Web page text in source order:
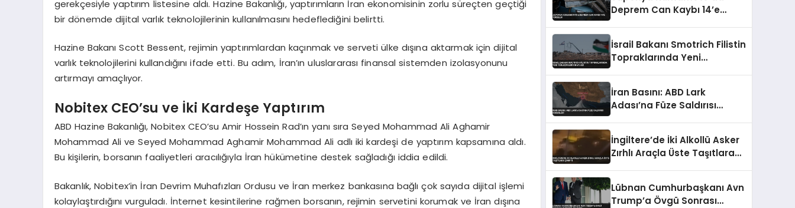
gerekçesiyle yaptırım listesine aldı. Hazine Bakanlığı, yaptırımların İran ekonomisinin zorlu süreçten geçtiği
bir dönemde dijital varlık teknolojilerinin kullanılmasını hedeflediğini belirtti.
Hazine Bakanı Scott Bessent, rejimin yaptırımlardan kaçınmak ve serveti ülke dışına aktarmak için dijital
varlık teknolojilerini kullandığını ifade etti. Bu adım, İran’ın uluslararası finansal sistemden izolasyonunu
artırmayı amaçlıyor.
Nobitex CEO’su ve İki Kardeşe Yaptırım
ABD Hazine Bakanlığı, Nobitex CEO’su Amir Hossein Rad’ın yanı sıra Seyed Mohammad Ali Aghamir
Mohammad Ali ve Seyed Mohammad Aghamir Mohammad Ali adlı iki kardeşi de yaptırım kapsamına aldı.
Bu kişilerin, borsanın faaliyetleri aracılığıyla İran hükümetine destek sağladığı iddia edildi.
Bakanlık, Nobitex’in İran Devrim Muhafızları Ordusu ve İran merkez bankasına bağlı çok sayıda dijital işlemi
kolaylaştırdığını vurguladı. İnternet kesintilerine rağmen borsanın, rejimin servetini korumak ve İran dışına
Deprem Can Kaybı 14’e
İsrail Bakanı Smotrich Filistin
Topraklarında Yeni
İran Basını: ABD Lark
Adası’na Füze Saldırısı
İngiltere’de İki Alkollü Asker
Zırhlı Araçla Üste Taşıtlara
Lübnan Cumhurbaşkanı Avn
Trump’a Övgü Sonrası